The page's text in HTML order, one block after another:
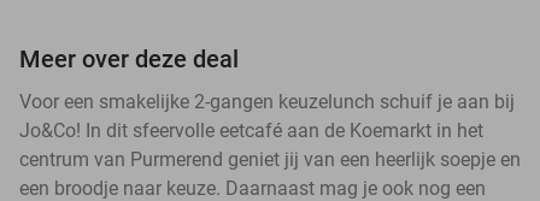
Meer over deze deal
Voor een smakelijke 2-gangen keuzelunch schuif je aan bij
Jo&Co! In dit sfeervolle eetcafé aan de Koemarkt in het
centrum van Purmerend geniet jij van een heerlijk soepje en
een broodje naar keuze. Daarnaast mag je ook nog een